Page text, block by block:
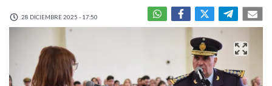
28 DICIEMBRE 2025 - 17:50